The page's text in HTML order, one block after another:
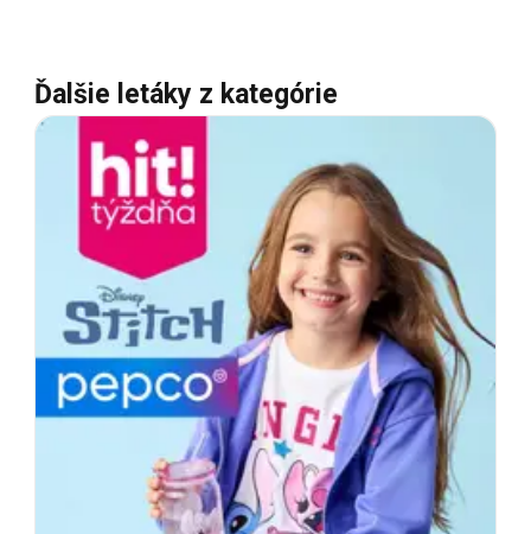
Ďalšie letáky z kategórie